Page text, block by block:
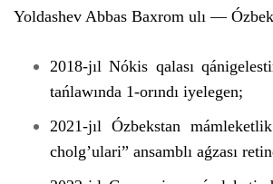
Yoldashev Abbas Baxrom ulı —
2018-jıl Nókis qalası
tańlawında 1-orındı iyelegen;
2021-jıl Ózbekstan
cholg’ulari” ansamblı aǵzası